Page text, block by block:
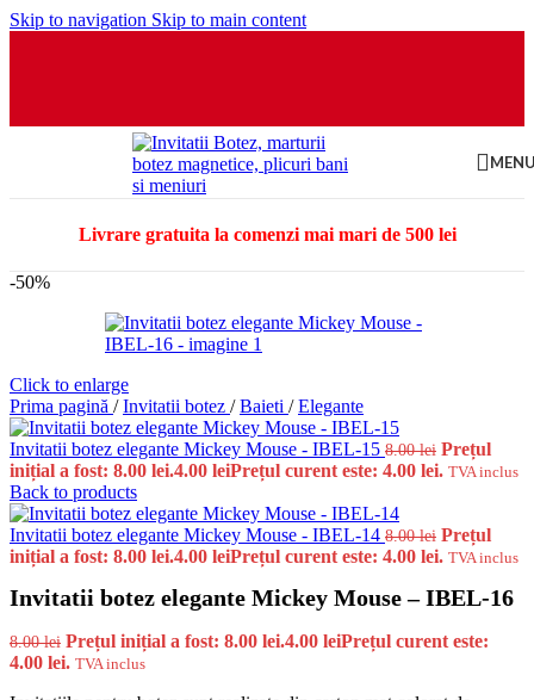
Skip to navigation Skip to main content
Livrare gratuita la comenzi mai mari de 500 lei
-50%
Click to enlarge
Prima pagină / Invitatii botez / Baieti / Elegante
Invitatii botez elegante Mickey Mouse - IBEL-15 8.00lei Prețul
inițial a fost: 8.00 lei.4.00 leiPrețul curent este: 4.00 lei. TVA inclus
Back to products
Invitatii botez elegante Mickey Mouse - IBEL-14 8.00lei Prețul
inițial a fost: 8.00 lei.4.00 leiPrețul curent este: 4.00 lei. TVA inclus
Invitatii botez elegante Mickey Mouse – IBEL-16
8.00lei Prețul inițial a fost: 8.00 lei.4.00 leiPrețul curent este:
4.00 lei. TVA inclus